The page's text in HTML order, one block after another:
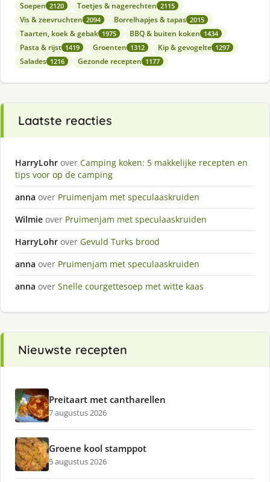
Soepen 2120 Toetjes & nagerechten 2115
Vis & zeevruchten 2094 Borrelhapjes & tapas 2015
Taarten, koek & gebak 1975 BBQ & buiten koken 1434
Pasta & rijst 1419 Groenten 1312 Kip & gevogelte 1297
Salades 1216 Gezonde recepten 1177
Laatste reacties
HarryLohr over Camping koken: 5 makkelijke recepten en
tips voor op de camping
anna over Pruimenjam met speculaaskruiden
Wilmie over Pruimenjam met speculaaskruiden
HarryLohr over Gevuld Turks brood
anna over Pruimenjam met speculaaskruiden
anna over Snelle courgettesoep met witte kaas
Nieuwste recepten
Preitaart met cantharellen
7 augustus 2026
Groene kool stamppot
5 augustus 2026